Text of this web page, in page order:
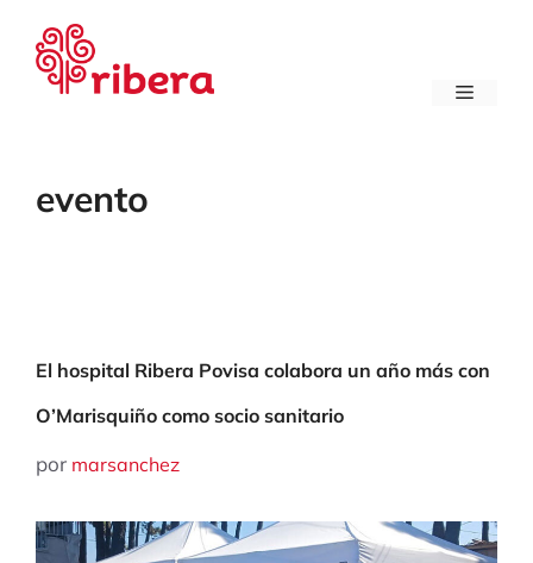
contenido
Menú
evento
El hospital Ribera Povisa colabora un año más con
O’Marisquiño como socio sanitario
por marsanchez